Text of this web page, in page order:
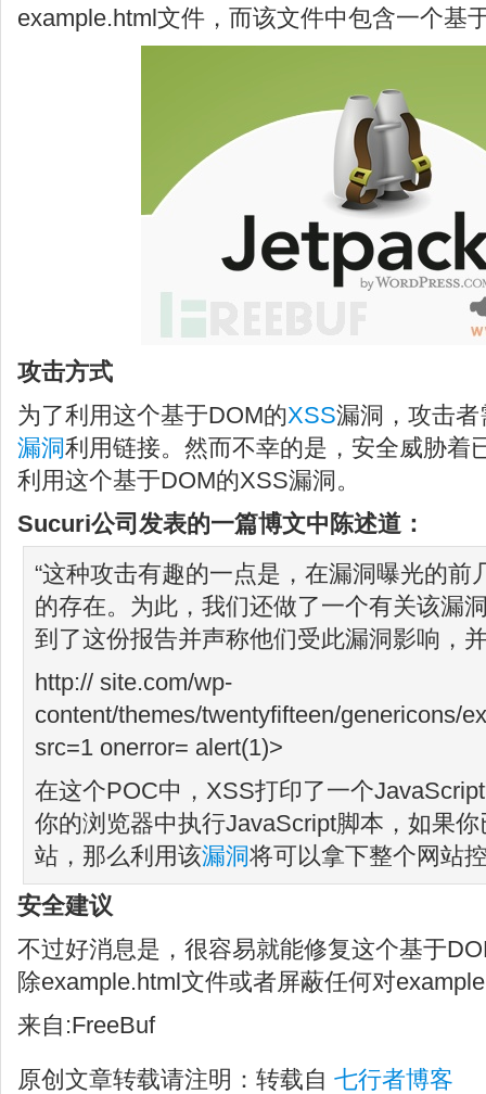
example.html文件，而该文件中包含一个基
攻击方式
为了利用这个基于DOM的XSS漏洞，攻击
漏洞利用链接。然而不幸的是，安全威胁着
利用这个基于DOM的XSS漏洞。
Sucuri公司发表的一篇博文中陈述道：
“这种攻击有趣的一点是，在漏洞曝光的前
的存在。为此，我们还做了一个有关该漏
到了这份报告并声称他们受此漏洞影响，
http:// site.com/wp-
content/themes/twentyfifteen/genericons/
src=1 onerror= alert(1)>
在这个POC中，XSS打印了一个
你的浏览器中执行JavaScript脚本，如果
站，那么利用该漏洞将可以拿下整个网站
安全建议
不过好消息是，很容易就能修复这个基于
除example.html文件或者屏蔽任何对
来自:FreeBuf
原创文章转载请注明：转载自 七行者博客